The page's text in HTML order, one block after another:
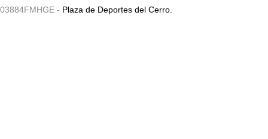
03884FMHGE - Plaza de Deportes del Cerro.